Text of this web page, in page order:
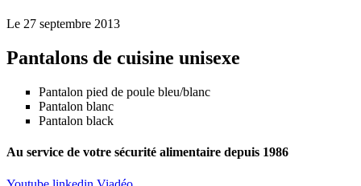
Le 27 septembre 2013
Pantalons de cuisine unisexe
Pantalon pied de poule bleu/blanc
Pantalon blanc
Pantalon black
Au service de votre sécurité alimentaire depuis 1986